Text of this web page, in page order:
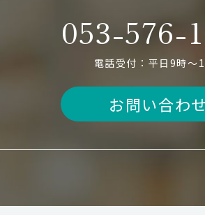
053-576-
電話受付：平日9時〜
お問い合わ